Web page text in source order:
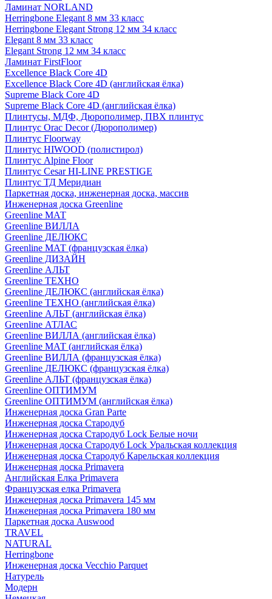
Ламинат NORLAND
Herringbone Elegant 8 мм 33 класс
Herringbone Elegant Strong 12 мм 34 класс
Elegant 8 мм 33 класс
Elegant Strong 12 мм 34 класс
Ламинат FirstFloor
Excellence Black Core 4D
Excellence Black Core 4D (английская ёлка)
Supreme Black Core 4D
Supreme Black Core 4D (английская ёлка)
Плинтусы, МДФ, Дюрополимер, ПВХ плинтус
Плинтус Orac Decor (Дюрополимер)
Плинтус Floorway
Плинтус HIWOOD (полистирол)
Плинтус Alpine Floor
Плинтус Cesar HI-LINE PRESTIGE
Плинтус ТД Меридиан
Паркетная доска, инженерная доска, массив
Инженерная доска Greenline
Greenline МАТ
Greenline ВИЛЛА
Greenline ДЕЛЮКС
Greenline МАТ (французская ёлка)
Greenline ДИЗАЙН
Greenline АЛЬТ
Greenline ТЕХНО
Greenline ДЕЛЮКС (английская ёлка)
Greenline ТЕХНО (английская ёлка)
Greenline АЛЬТ (английская ёлка)
Greenline АТЛАС
Greenline ВИЛЛА (английская ёлка)
Greenline МАТ (английская ёлка)
Greenline ВИЛЛА (французская ёлка)
Greenline ДЕЛЮКС (французская ёлка)
Greenline АЛЬТ (французская ёлка)
Greenline ОПТИМУМ
Greenline ОПТИМУМ (английская ёлка)
Инженерная доска Gran Parte
Инженерная доска Стародуб
Инженерная доска Стародуб Lock Белые ночи
Инженерная доска Стародуб Lock Уральская коллекция
Инженерная доска Стародуб Карельская коллекция
Инженерная доска Primavera
Английская Елка Primavera
Французская елка Primavera
Инженерная доска Primavera 145 мм
Инженерная доска Primavera 180 мм
Паркетная доска Auswood
TRAVEL
NATURAL
Herringbone
Инженерная доска Vecchio Parquet
Натурель
Модерн